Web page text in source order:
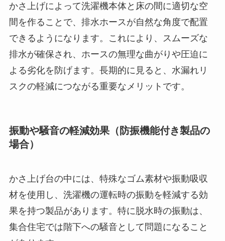
かさ上げによって洗濯機本体と床の間に適切な空
間を作ることで、排水ホースが自然な角度で配置
できるようになります。これにより、スムーズな
排水が確保され、ホースの無理な曲がりや圧迫に
よる劣化を防げます。長期的に見ると、水漏れリ
スクの軽減につながる重要なメリットです。
振動や騒音の軽減効果（防振機能付き製品の
場合）
かさ上げ台の中には、特殊なゴム素材や振動吸収
材を使用し、洗濯機の運転時の振動を軽減する効
果を持つ製品があります。特に脱水時の振動は、
集合住宅では階下への騒音として問題になること